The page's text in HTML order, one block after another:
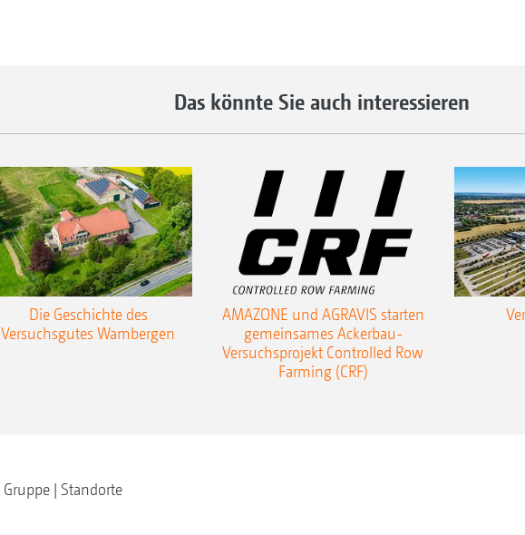
Das könnte Sie auch interessieren
Die Geschichte des
Versuchsgutes Wambergen
AMAZONE und AGRAVIS starten
gemeinsames Ackerbau-
Versuchsprojekt Controlled Row
Farming (CRF)
Gruppe | Standorte